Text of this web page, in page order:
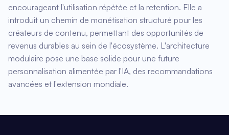
encourageant l'utilisation répétée et la retention. Elle a
introduit un chemin de monétisation structuré pour les
créateurs de contenu, permettant des opportunités de
revenus durables au sein de l'écosystème. L'architecture
modulaire pose une base solide pour une future
personnalisation alimentée par l'IA, des recommandations
avancées et l'extension mondiale.